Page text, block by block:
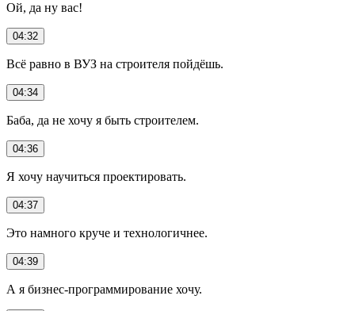
Ой, да ну вас!
04:32
Всё равно в ВУЗ на строителя пойдёшь.
04:34
Баба, да не хочу я быть строителем.
04:36
Я хочу научиться проектировать.
04:37
Это намного круче и технологичнее.
04:39
А я бизнес-программирование хочу.